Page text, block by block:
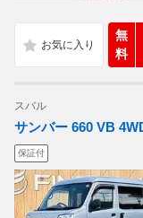
無
料
スバル
サンバー 660 VB
保証付